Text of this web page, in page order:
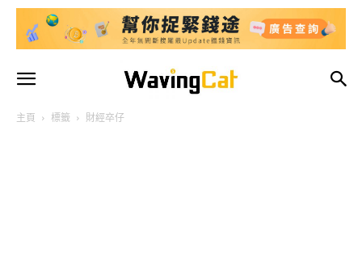
主頁 標籤 財經卒仔